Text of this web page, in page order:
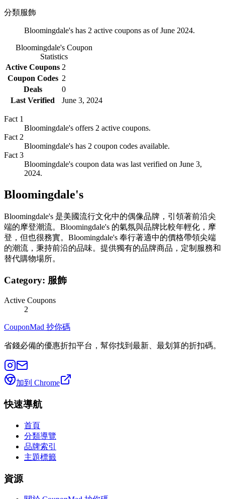
分類服飾
Bloomingdale's has 2 active coupons as of June 2024.
Bloomingdale's Coupon
Statistics
Active Coupons 2
Coupon Codes 2
Deals
0
Last Verified
June 3, 2024
Fact 1
Bloomingdale's offers 2 active coupons.
Fact 2
Bloomingdale's has 2 coupon codes available.
Fact 3
Bloomingdale's coupon data was last verified on June 3,
2024.
Bloomingdale's
Bloomingdale's 是美國流行文化中的偶像品牌，引領著前沿尖
端的摩登潮流。Bloomingdale's 的氣氛與品牌比較年輕化，摩
登，但也很務實。Bloomingdale's 奉行著適中的價格帶領尖端
的潮流，秉持前沿的品味。提供獨有的品牌商品，定制服務和
替代購物場所。
Category: 服飾
Active Coupons
2
CouponMad 抄你碼
省錢必備的優惠折扣平台，幫你找到最新、最划算的折扣碼。
加到 Chrome
快速導航
首頁
分類導覽
品牌索引
主題標籤
資源